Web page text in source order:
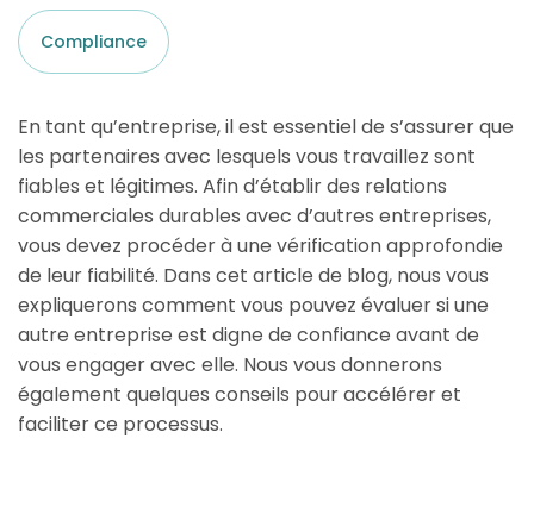
Compliance
En tant qu’entreprise, il est essentiel de s’assurer que
les partenaires avec lesquels vous travaillez sont
fiables et légitimes. Afin d’établir des relations
commerciales durables avec d’autres entreprises,
vous devez procéder à une vérification approfondie
de leur fiabilité. Dans cet article de blog, nous vous
expliquerons comment vous pouvez évaluer si une
autre entreprise est digne de confiance avant de
vous engager avec elle. Nous vous donnerons
également quelques conseils pour accélérer et
faciliter ce processus.